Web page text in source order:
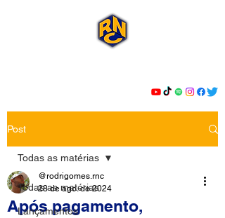
Post
Todas as matérias
Lançamentos
Todas as matérias
Após pagamento,
@rodrigomes.rnc
28 de ago. de 2024